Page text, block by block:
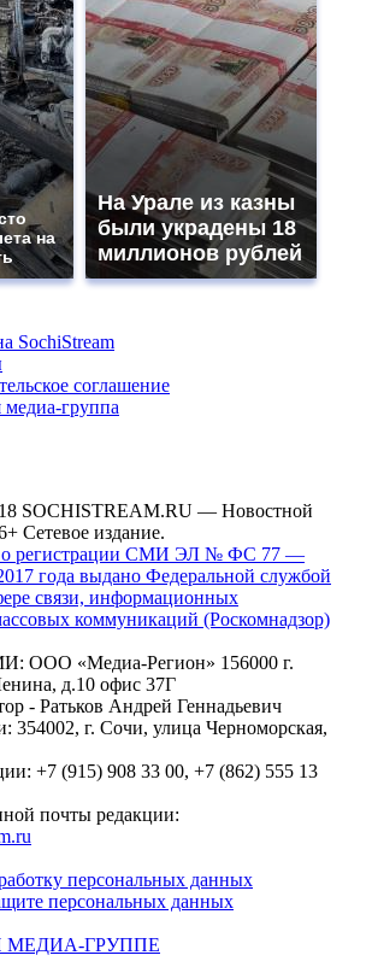
на
На Урале из казны
были украдены 18
миллионов рублей
SochiStream
соглашение
группа
SOCHISTREAM.RU — Новостной
Сетевое издание.
о регистрации СМИ ЭЛ № ФС 77 —
года выдано Федеральной службой
связи, информационных
коммуникаций (Роскомнадзор)
ООО «Медиа-Регион» 156000 г.
д.10 офис 37Г
- Ратьков Андрей Геннадьевич
354002, г. Сочи, улица Черноморская,
+7 (915) 908 33 00, +7 (862) 555 13
почты редакции:
персональных данных
персональных данных
ГРУППЕ